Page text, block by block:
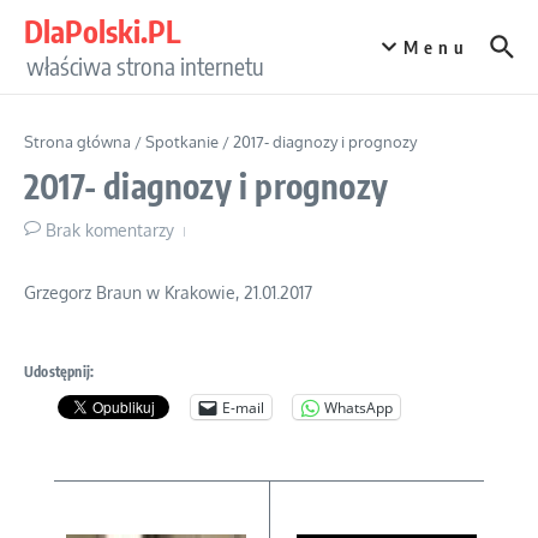
DlaPolski.PL
właściwa strona internetu
Menu
Strona główna /Spotkanie / 2017- diagnozy i prognozy
2017- diagnozy i prognozy
Brak komentarzy
Grzegorz Braun w Krakowie, 21.01.2017
Udostępnij:
E-mail WhatsApp